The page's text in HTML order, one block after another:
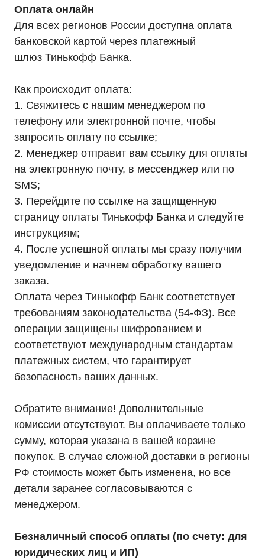
Оплата онлайн
Для всех регионов России доступна оплата
банковской картой через платежный
шлюз Тинькофф Банка.
Как происходит оплата:
1. Свяжитесь с нашим менеджером по
телефону или электронной почте, чтобы
запросить оплату по ссылке;
2. Менеджер отправит вам ссылку для оплаты
на электронную почту, в мессенджер или по
SMS;
3. Перейдите по ссылке на защищенную
страницу оплаты Тинькофф Банка и следуйте
инструкциям;
4. После успешной оплаты мы сразу получим
уведомление и начнем обработку вашего
заказа.
Оплата через Тинькофф Банк соответствует
требованиям законодательства (54-ФЗ). Все
операции защищены шифрованием и
соответствуют международным стандартам
платежных систем, что гарантирует
безопасность ваших данных.
Обратите внимание! Дополнительные
комиссии отсутствуют. Вы оплачиваете только
сумму, которая указана в вашей корзине
покупок. В случае сложной доставки в регионы
РФ стоимость может быть изменена, но все
детали заранее согласовываются с
менеджером.
Безналичный способ оплаты (по счету: для
юридических лиц и ИП)
Покупателям
Доставка
Оплата
Гарантии
Партнерам
Акции
Статьи
Контакты
Условия оформления заказа
ИБП с встроенными АКБ
ИБП Hiden Control
ИБП Hiden Standart
ИБП Hiden Expert
ИБП HIDEN X-SOD (Na+)
Комплекты ИБП для котлов
Решения для предзапуска генераторов
Режим работы: Пн-Пт: 9:00 —
18:00
+7 (495) 846-88-98
Адрес:
г. Москва, 2-й Южнопортовый
проезд, д. 10, стр. 11
Информация, размещенная на сайте, не является
публичной офертой
Политика конфиденциальности
8 (800) 444-75-17